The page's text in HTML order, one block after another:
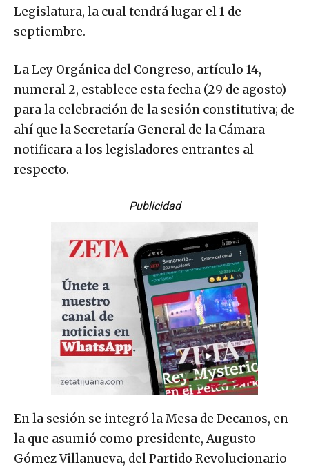
Legislatura, la cual tendrá lugar el 1 de
septiembre.
La Ley Orgánica del Congreso, artículo 14,
numeral 2, establece esta fecha (29 de agosto)
para la celebración de la sesión constitutiva; de
ahí que la Secretaría General de la Cámara
notificara a los legisladores entrantes al
respecto.
Publicidad
En la sesión se integró la Mesa de Decanos, en
la que asumió como presidente, Augusto
Gómez Villanueva, del Partido Revolucionario